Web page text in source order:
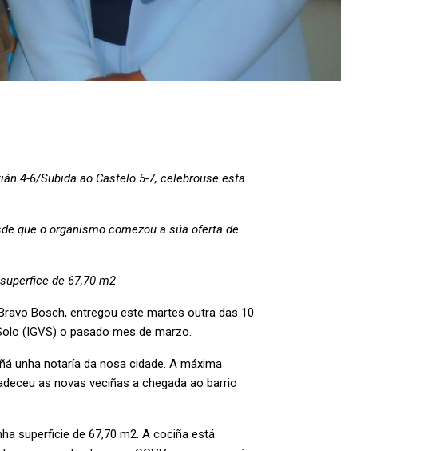
4-6/Subida ao Castelo 5-7, celebrouse esta
que o organismo comezou a súa oferta de
de 67,70 m2
Bosch, entregou este martes outra das 10
(IGVS) o pasado mes de marzo.
unha notaría da nosa cidade. A máxima
as novas veciñas a chegada ao barrio
superficie de 67,70 m2. A cociña está